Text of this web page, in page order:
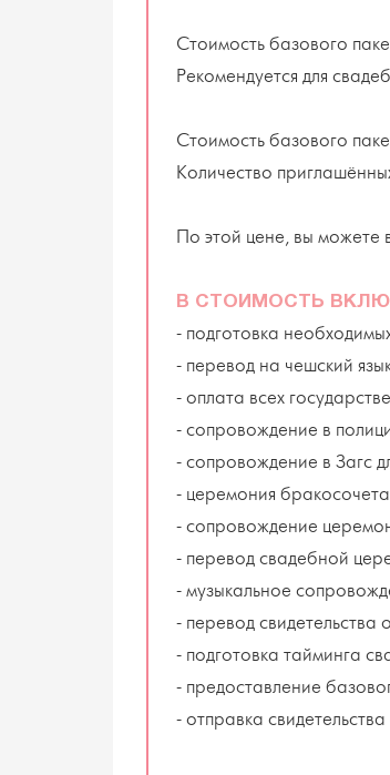
Стоимость базового
Рекомендуется для
Стоимость базового
Количество
По этой цене, вы можете
В СТОИМОСТЬ
- подготовка
- перевод на чешский
- оплата всех
- сопровождение в
- сопровождение в Загс
- церемония
- сопровождение
- перевод свадебной
- музыкальное
- перевод
- подготовка тайминга
- предоставление
- отправка